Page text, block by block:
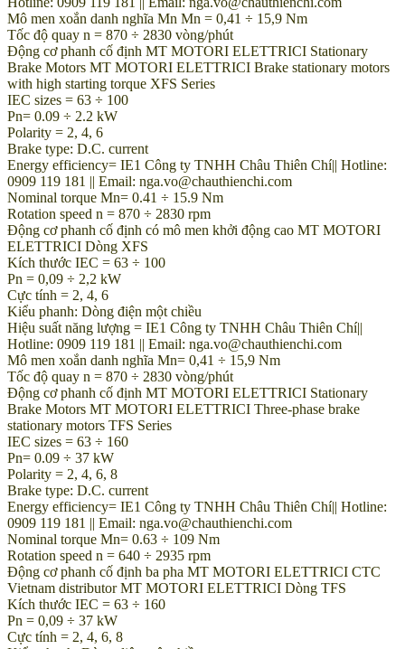
Mô men xoắn danh nghĩa Mn Mn = 0,41 ÷ 15,9 Nm
Tốc độ quay n = 870 ÷ 2830 vòng/phút
Động cơ phanh cố định MT MOTORI ELETTRICI Stationary
Brake Motors MT MOTORI ELETTRICI Brake stationary motors
with high starting torque XFS Series
IEC sizes = 63 ÷ 100
Pn= 0.09 ÷ 2.2 kW
Polarity = 2, 4, 6
Brake type: D.C. current
Energy efficiency= IE1 Công ty TNHH Châu Thiên Chí|| Hotline:
0909 119 181 || Email: nga.vo@chauthienchi.com
Nominal torque Mn= 0.41 ÷ 15.9 Nm
Rotation speed n = 870 ÷ 2830 rpm
Động cơ phanh cố định có mô men khởi động cao MT MOTORI
ELETTRICI Dòng XFS
Kích thước IEC = 63 ÷ 100
Pn = 0,09 ÷ 2,2 kW
Cực tính = 2, 4, 6
Kiểu phanh: Dòng điện một chiều
Hiệu suất năng lượng = IE1 Công ty TNHH Châu Thiên Chí||
Hotline: 0909 119 181 || Email: nga.vo@chauthienchi.com
Mô men xoắn danh nghĩa Mn= 0,41 ÷ 15,9 Nm
Tốc độ quay n = 870 ÷ 2830 vòng/phút
Động cơ phanh cố định MT MOTORI ELETTRICI Stationary
Brake Motors MT MOTORI ELETTRICI Three-phase brake
stationary motors TFS Series
IEC sizes = 63 ÷ 160
Pn= 0.09 ÷ 37 kW
Polarity = 2, 4, 6, 8
Brake type: D.C. current
Energy efficiency= IE1 Công ty TNHH Châu Thiên Chí|| Hotline:
0909 119 181 || Email: nga.vo@chauthienchi.com
Nominal torque Mn= 0.63 ÷ 109 Nm
Rotation speed n = 640 ÷ 2935 rpm
Động cơ phanh cố định ba pha MT MOTORI ELETTRICI CTC
Vietnam distributor MT MOTORI ELETTRICI Dòng TFS
Kích thước IEC = 63 ÷ 160
Pn = 0,09 ÷ 37 kW
Cực tính = 2, 4, 6, 8